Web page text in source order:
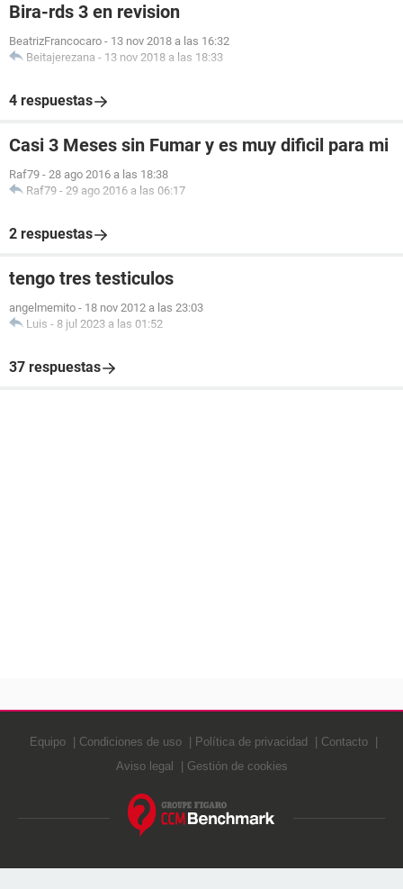
Bira-rds 3 en revision
BeatrizFrancocaro - 13 nov 2018 a las 16:32
Beitajerezana - 13 nov 2018 a las 18:33
4 respuestas
Casi 3 Meses sin Fumar y es muy dificil para mi
Raf79 - 28 ago 2016 a las 18:38
Raf79 - 29 ago 2016 a las 06:17
2 respuestas
tengo tres testiculos
angelmemito - 18 nov 2012 a las 23:03
Luis - 8 jul 2023 a las 01:52
37 respuestas
Equipo Condiciones de uso Política de privacidad
Contacto
Aviso legal
Gestión de cookies